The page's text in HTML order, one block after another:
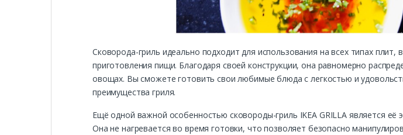
Сковорода-гриль идеально подходит для использования на всех типах
приготовления пищи. Благодаря своей конструкции, она равномерно
овощах. Вы сможете готовить свои любимые блюда с легкостью и
преимущества гриля.
Ещё одной важной особенностью сковороды-гриль IKEA GRILLA является
Она не нагревается во время готовки, что позволяет безопасно